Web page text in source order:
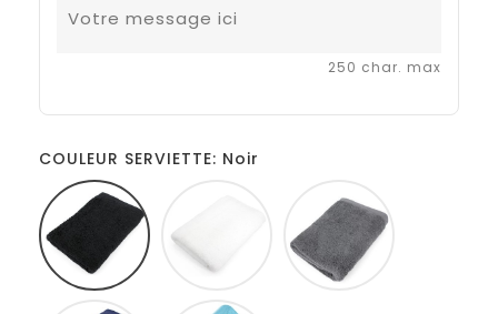
250 char. max
COULEUR SERVIETTE: Noir